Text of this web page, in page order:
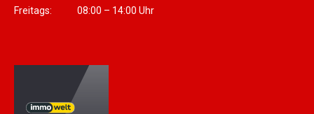
Freitags: 08:00 – 14:00 Uhr